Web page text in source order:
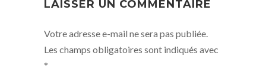
LAISSER UN COMMENTAIRE
Votre adresse e-mail ne sera pas publiée.
Les champs obligatoires sont indiqués avec
*